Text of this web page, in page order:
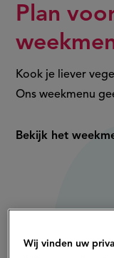
Plan
Kook je liever
Ons weekmenu
Bekijk het
Wij vinden uw